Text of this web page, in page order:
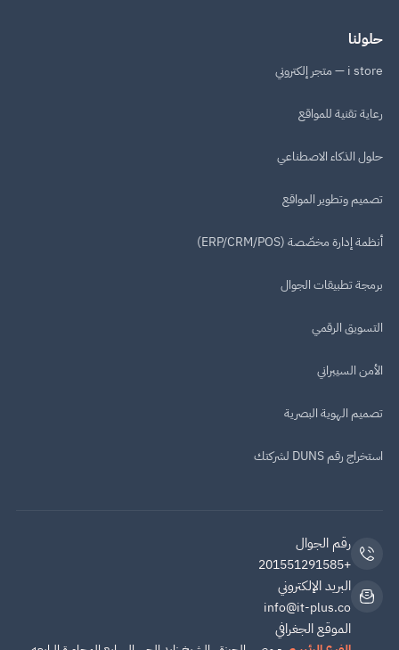
حلولنا
i store — متجر إلكتروني
رعاية تقنية للمواقع
حلول الذكاء الاصطناعي
تصميم وتطوير المواقع
أنظمة إدارة مخصّصة (ERP/CRM/POS)
برمجة تطبيقات الجوال
التسويق الرقمي
الأمن السيبراني
تصميم الهوية البصرية
استخراج رقم DUNS لشركتك
رقم الجوال
+201551291585
البريد الإلكتروني
info@it-plus.co
الموقع الجغرافي